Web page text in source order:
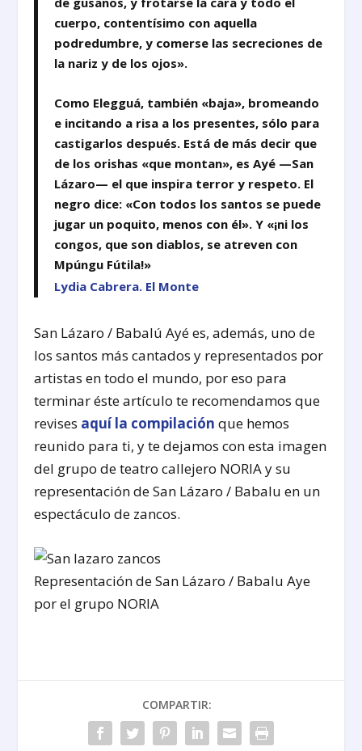
cuerpo, contentísimo con aquella
podredumbre, y comerse las secreciones de
la nariz y de los ojos».
Como Elegguá, también «baja», bromeando
e incitando a risa a los presentes, sólo para
castigarlos después. Está de más decir que
de los orishas «que montan», es Ayé —San
Lázaro— el que inspira terror y respeto. El
negro dice: «Con todos los santos se puede
jugar un poquito, menos con él». Y «¡ni los
congos, que son diablos, se atreven con
Mpúngu Fútila!»
Lydia Cabrera. El Monte
San Lázaro / Babalú Ayé es, además, uno de
los santos más cantados y representados por
artistas en todo el mundo, por eso para
terminar éste artículo te recomendamos que
revises aquí la compilación que hemos
reunido para ti, y te dejamos con esta imagen
del grupo de teatro callejero NORIA y su
representación de San Lázaro / Babalu en un
espectáculo de zancos.
Representación de San Lázaro / Babalu Aye
por el grupo NORIA
COMPARTIR: